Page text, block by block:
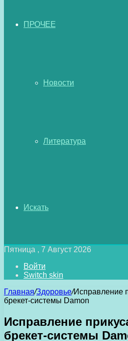
ПРОЧЕЕ
Новости
Литература
Искать
Пятница , 7 Август 2026
Войти
Switch skin
Главная/Здоровье/Исправление
брекет-системы Damon
Исправление
брекет-системы